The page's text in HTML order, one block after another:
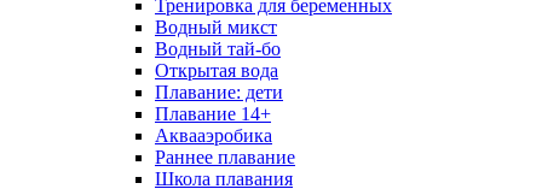
Тренировка для беременных
Водный микст
Водный тай-бо
Открытая вода
Плавание: дети
Плавание 14+
Аквааэробика
Раннее плавание
Школа плавания